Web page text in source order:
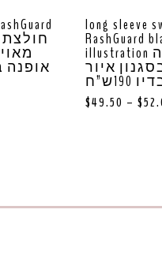
אופנה
long sleeve
RashGuard
illustration חולצת גלישה
איור
$49.50 – $